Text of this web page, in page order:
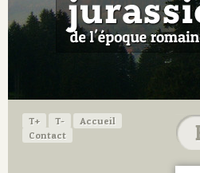
T+ T-
Accueil
Contact